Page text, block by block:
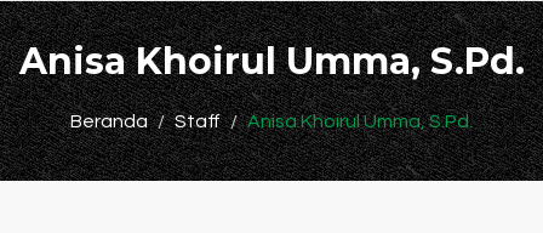
Anisa Khoirul Umma, S.Pd.
Beranda Staff Anisa Khoirul Umma, S.Pd.